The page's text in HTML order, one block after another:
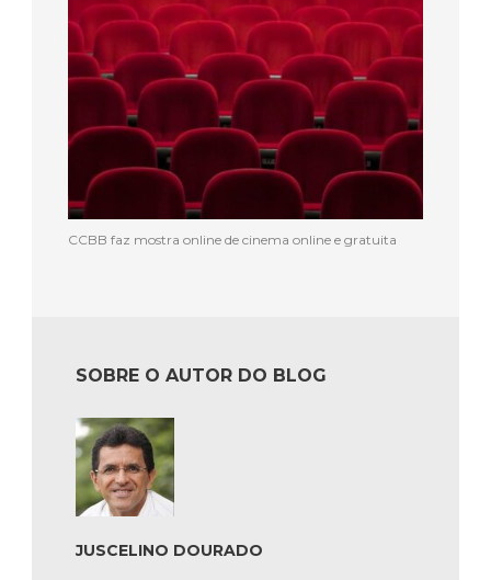
CCBB faz mostra online de cinema online e gratuita
SOBRE O AUTOR DO BLOG
JUSCELINO DOURADO